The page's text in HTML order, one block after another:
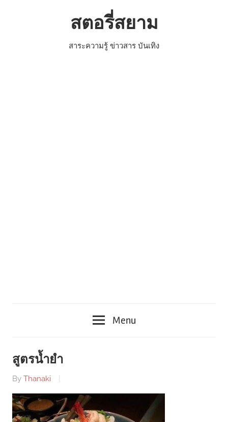
สตอรี่สยาม
สาระความรู้ ข่าวสาร บันเทิง
Menu
สูตรน้ำยำ
By Thanaki